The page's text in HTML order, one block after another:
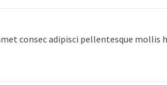
consec adipisci pellentesque mollis